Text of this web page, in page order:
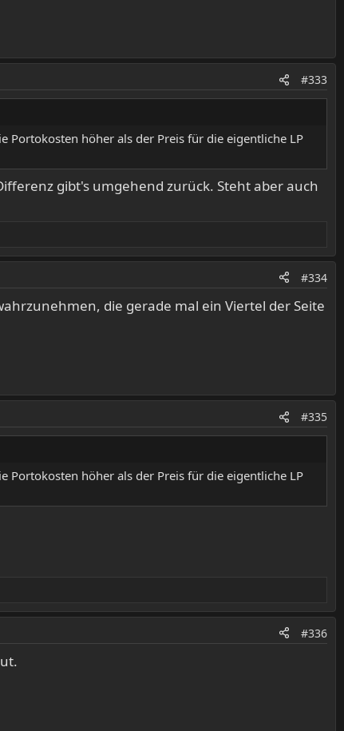
#333
Portokosten höher als der Preis für die eigentliche LP
gibt's umgehend zurück. Steht aber auch
#334
die gerade mal ein Viertel der Seite
#335
Portokosten höher als der Preis für die eigentliche LP
#336